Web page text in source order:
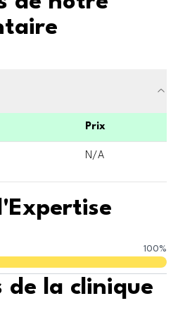
Prix
N/A
100%
de la clinique